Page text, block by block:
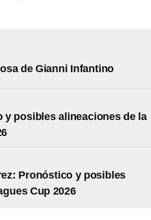
de Gianni Infantino
y posibles alineaciones de la
Pronóstico y posibles
Cup 2026